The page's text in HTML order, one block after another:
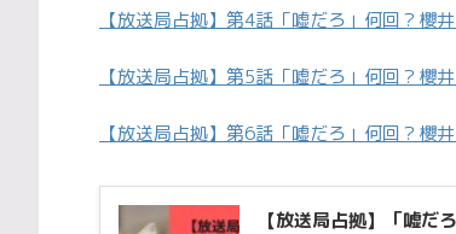
【放送局占拠】第4話「嘘だろ」何回？櫻
【放送局占拠】第5話「嘘だろ」何回？櫻
【放送局占拠】第6話「嘘だろ」何回？櫻
【放送局占拠】「嘘だ